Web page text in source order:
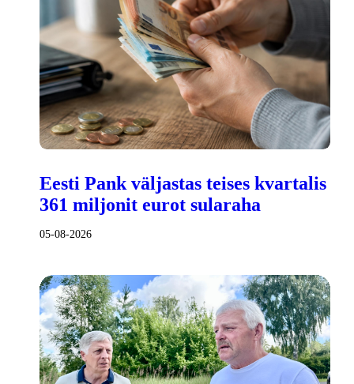
Eesti Pank väljastas teises kvartalis
361 miljonit eurot sularaha
05-08-2026